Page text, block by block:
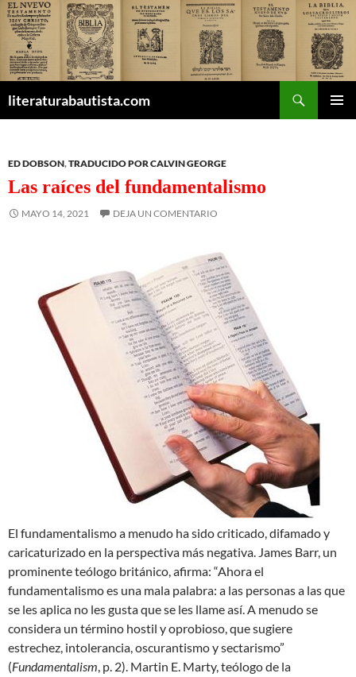
literaturabautista.com
ED DOBSON,TRADUCIDO POR CALVIN GEORGE
Las raíces del fundamentalismo
MAYO 14, 2021 DEJA UN COMENTARIO
El fundamentalismo a menudo ha sido criticado, difamado y
caricaturizado en la perspectiva más negativa. James Barr, un
prominente teólogo británico, afirma: “Ahora el
fundamentalismo es una mala palabra: a las personas a las que
se les aplica no les gusta que se les llame así. A menudo se
considera un término hostil y oprobioso, que sugiere
estrechez, intolerancia, oscurantismo y sectarismo”
(Fundamentalism, p. 2). Martin E. Marty, teólogo de la